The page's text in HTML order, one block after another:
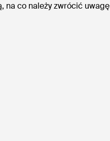
na co należy zwrócić uwagę